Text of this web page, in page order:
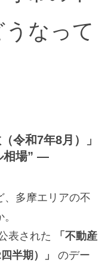
なって
令和7年8月）」
相場” ―
、多摩エリアの不
表された
「不動産
半期）」
のデー